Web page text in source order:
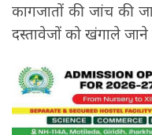
कागजातों की जांच की
दस्तावेजों को खंगाले जाने